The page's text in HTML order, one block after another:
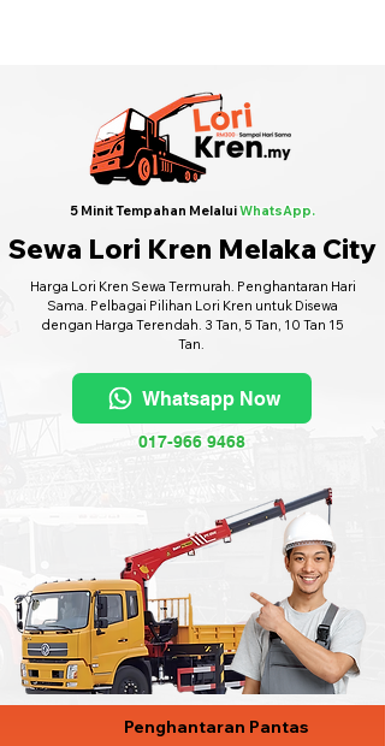
5 Minit Tempahan MelaluiWhatsApp.
Sewa Lori Kren Melaka City
Harga Lori Kren Sewa Termurah. Penghantaran Hari
Sama. Pelbagai Pilihan Lori Kren untuk Disewa
dengan Harga Terendah. 3 Tan, 5 Tan, 10 Tan 15
Tan.
Whatsapp Now
017-966 9468
Penghantaran Pantas